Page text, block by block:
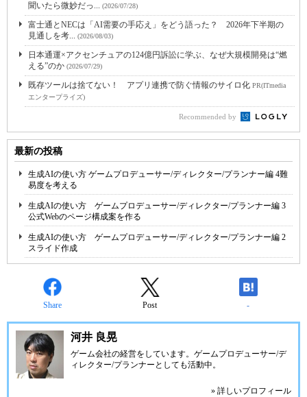
聞いたら微妙だっ... (2026/07/28)
富士通とNECは「AI需要の手応え」をどう語った？ 2026年下半期の
見通しを考... (2026/08/03)
日本通運×アクセンチュアの124億円訴訟に学ぶ、なぜ大規模開発は“燃
える”のか (2026/07/29)
既存ツールは捨てない！ アプリ連携で防ぐ情報のサイロ化 PR(ITmedia
エンタープライズ)
Recommended by
最新の投稿
生成AIの使い方 ゲームプロデューサー/ディレクター/プランナー編 4難
易度を考える
生成AIの使い方 ゲームプロデューサー/ディレクター/プランナー編 3
公式Webのページ構成案を作る
生成AIの使い方 ゲームプロデューサー/ディレクター/プランナー編 2
スライド作成
Share Post -
河井 良晃
ゲーム会社の経営をしています。ゲームプロデューサー/デ
ィレクター/プランナーとしても活動中。
» 詳しいプロフィール